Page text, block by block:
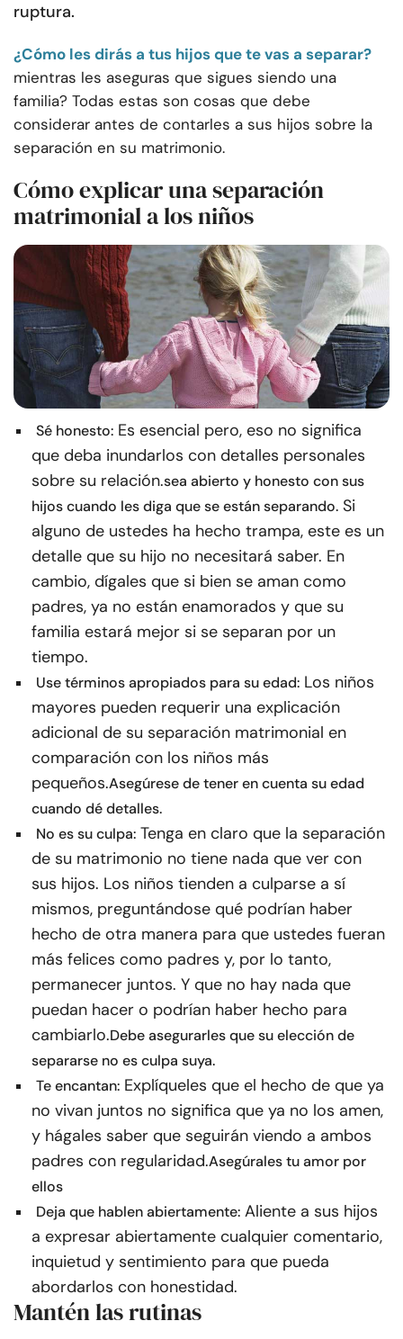
ruptura.
¿Cómo les dirás a tus hijos que te vas a separar?
mientras les aseguras que sigues siendo una
familia? Todas estas son cosas que debe
considerar antes de contarles a sus hijos sobre la
separación en su matrimonio.
Cómo explicar una separación
matrimonial a los niños
Sé honesto: Es esencial pero, eso no significa
que deba inundarlos con detalles personales
sobre su relación.sea abierto y honesto con sus
hijos cuando les diga que se están separando. Si
alguno de ustedes ha hecho trampa, este es un
detalle que su hijo no necesitará saber. En
cambio, dígales que si bien se aman como
padres, ya no están enamorados y que su
familia estará mejor si se separan por un
tiempo.
Use términos apropiados para su edad: Los niños
mayores pueden requerir una explicación
adicional de su separación matrimonial en
comparación con los niños más
pequeños.Asegúrese de tener en cuenta su edad
cuando dé detalles.
No es su culpa: Tenga en claro que la separación
de su matrimonio no tiene nada que ver con
sus hijos. Los niños tienden a culparse a sí
mismos, preguntándose qué podrían haber
hecho de otra manera para que ustedes fueran
más felices como padres y, por lo tanto,
permanecer juntos. Y que no hay nada que
puedan hacer o podrían haber hecho para
cambiarlo.Debe asegurarles que su elección de
separarse no es culpa suya.
Te encantan: Explíqueles que el hecho de que ya
no vivan juntos no significa que ya no los amen,
y hágales saber que seguirán viendo a ambos
padres con regularidad.Asegúrales tu amor por
ellos
Deja que hablen abiertamente: Aliente a sus hijos
a expresar abiertamente cualquier comentario,
inquietud y sentimiento para que pueda
abordarlos con honestidad.
Mantén las rutinas